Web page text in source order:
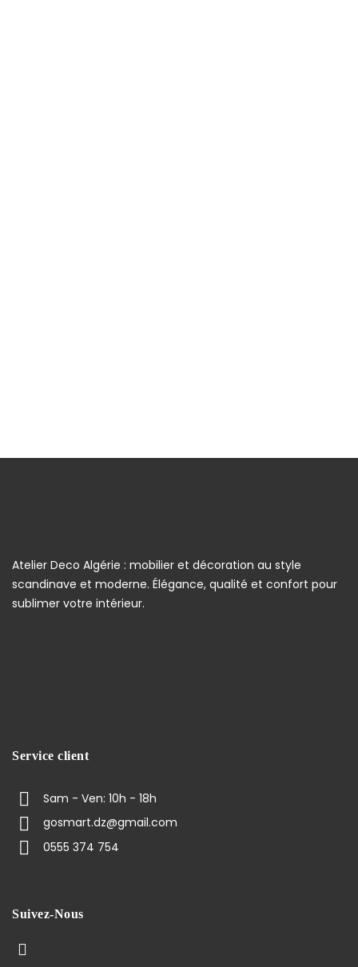
Atelier Deco Algérie : mobilier et décoration au style
scandinave et moderne. Élégance, qualité et confort pour
sublimer votre intérieur.
Service client
Sam - Ven: 10h - 18h
gosmart.dz@gmail.com
0555 374 754
Suivez-Nous